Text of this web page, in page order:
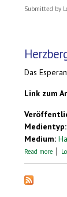
Submitted by
Das
Link zum
Medientyp:
Medium:
Read more